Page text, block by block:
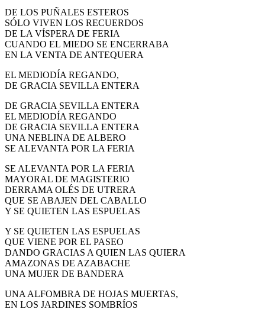
DE LOS PUÑALES ESTEROS
SÓLO VIVEN LOS RECUERDOS
DE LA VÍSPERA DE FERIA
CUANDO EL MIEDO SE ENCERRABA
EN LA VENTA DE ANTEQUERA
EL MEDIODÍA REGANDO,
DE GRACIA SEVILLA ENTERA
DE GRACIA SEVILLA ENTERA
EL MEDIODÍA REGANDO
DE GRACIA SEVILLA ENTERA
UNA NEBLINA DE ALBERO
SE ALEVANTA POR LA FERIA
SE ALEVANTA POR LA FERIA
MAYORAL DE MAGISTERIO
DERRAMA OLÉS DE UTRERA
QUE SE ABAJEN DEL CABALLO
Y SE QUIETEN LAS ESPUELAS
Y SE QUIETEN LAS ESPUELAS
QUE VIENE POR EL PASEO
DANDO GRACIAS A QUIEN LAS QUIERA
AMAZONAS DE AZABACHE
UNA MUJER DE BANDERA
UNA ALFOMBRA DE HOJAS MUERTAS,
EN LOS JARDINES SOMBRÍOS